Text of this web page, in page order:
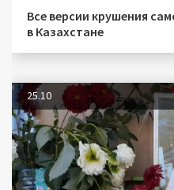
Все версии крушения
в Казахстане
25.10